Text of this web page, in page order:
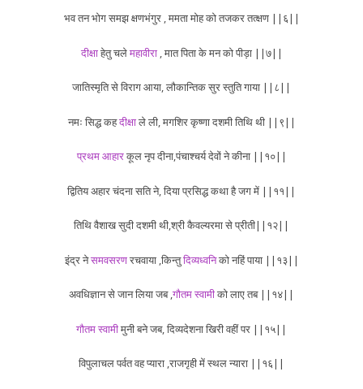
भव तन भोग समझ क्षणभंगुर , ममता मोह को तजकर तत्क्षण ||६||
दीक्षाहेतु चलेमहावीरा, मात पिता के मन को पीड़ा ||७||
जातिस्मृति से विराग आया, लौकान्तिक सुर स्तुति गाया ||८||
नमः सिद्ध कहदीक्षाले ली, मगशिर कृष्णा दशमी तिथि थी ||९||
प्रथम आहारकूल नृप दीना,पंचाश्चर्य देवों ने कीना ||१०||
द्वितिय अहार चंदना सति ने, दिया प्रसिद्ध कथा है जग में ||११||
तिथि वैशाख सुदी दशमी थी,श्री कैवल्यरमा से प्रीती||१२||
इंद्र नेसमवसरणरचवाया ,किन्तुदिव्यध्वनिको नहिं पाया ||१३||
अवधिज्ञान से जान लिया जब ,गौतम स्वामीको लाए तब ||१४||
गौतम स्वामीमुनी बने जब, दिव्यदेशना खिरी वहीं पर ||१५||
विपुलाचल पर्वत वह प्यारा ,राजगृही में स्थल न्यारा ||१६||